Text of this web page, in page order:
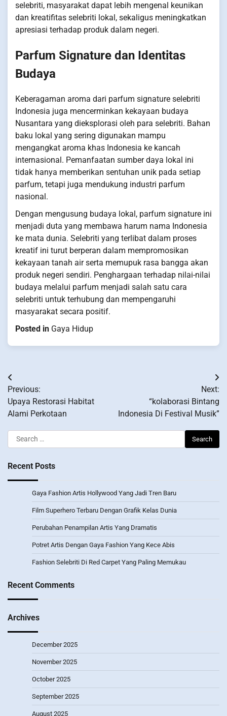
selebriti, masyarakat dapat lebih mengenal keunikan
dan kreatifitas selebriti lokal, sekaligus meningkatkan
apresiasi terhadap produk dalam negeri.
Parfum Signature dan Identitas
Budaya
Keberagaman aroma dari parfum signature selebriti
Indonesia juga mencerminkan kekayaan budaya
Nusantara yang dieksplorasi oleh para selebriti. Bahan
baku lokal yang sering digunakan mampu
mengangkat aroma khas Indonesia ke kancah
internasional. Pemanfaatan sumber daya lokal ini
tidak hanya memberikan sentuhan unik pada setiap
parfum, tetapi juga mendukung industri parfum
nasional.
Dengan mengusung budaya lokal, parfum signature ini
menjadi duta yang membawa harum nama Indonesia
ke mata dunia. Selebriti yang terlibat dalam proses
kreatif ini turut berperan dalam mempromosikan
kekayaan tanah air serta memupuk rasa bangga akan
produk negeri sendiri. Penghargaan terhadap nilai-nilai
budaya melalui parfum menjadi salah satu cara
selebriti untuk terhubung dan mempengaruhi
masyarakat secara positif.
Posted in Gaya Hidup
Post
navigation
Previous:
Upaya Restorasi Habitat
Alami Perkotaan
Next:
“kolaborasi Bintang
Indonesia Di Festival Musik”
Search
for:
Recent Posts
Gaya Fashion Artis Hollywood Yang Jadi Tren Baru
Film Superhero Terbaru Dengan Grafik Kelas Dunia
Perubahan Penampilan Artis Yang Dramatis
Potret Artis Dengan Gaya Fashion Yang Kece Abis
Fashion Selebriti Di Red Carpet Yang Paling Memukau
Recent Comments
Archives
December 2025
November 2025
October 2025
September 2025
August 2025